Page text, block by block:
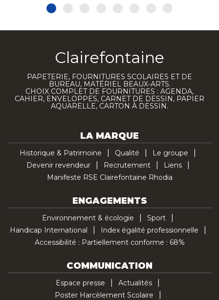
Clairefontaine
PAPETERIE, FOURNITURES SCOLAIRES ET DE
BUREAU, MATÉRIEL BEAUX-ARTS.
CHOIX COMPLET DE FOURNITURES : AGENDA,
CAHIER, ENVELOPPES, CARNET DE DESSIN, PAPIER
AQUARELLE, CARTON À DESSIN.
LA MARQUE
Historique & Patrimoine Qualité
Le groupe
Devenir revendeur
Recrutement
Liens
Manifeste RSE Clairefontaine Rhodia
ENGAGEMENTS
Environnement & écologie
Sport
Handicap International
Index égalité professionnelle
Accessibilité : Partiellement conforme : 68%
COMMUNICATION
Espace presse
Actualités
Poster Harcèlement Scolaire